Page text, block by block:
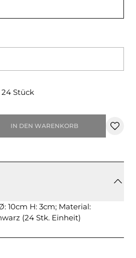
Stück
IN DEN WARENKORB
10cm H: 3cm; Material:
(24 Stk. Einheit)